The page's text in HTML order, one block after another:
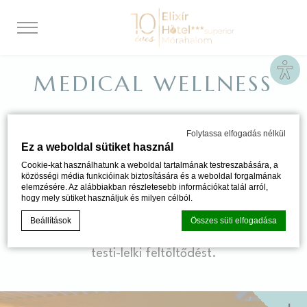
Folytassa elfogadás nélkül
Ez a weboldal sütiket használ
Cookie-kat használhatunk a weboldal tartalmának testreszabására, a
közösségi média funkcióinak biztosítására és a weboldal forgalmának
elemzésére. Az alábbiakban részletesebb információkat talál arról,
hogy mely sütiket használjuk és milyen célból.
Beállítások Összes süti elfogadása
MEDICAL WELLNESS
Szállodánk saját kezelőhelyiségekkel,
terápiás medencével, szaunával és Spa
Relax pihenőszobával rendelkezik.
Gyógyvíz, hagyományos és alternatív
gyógymódok, kényeztető masszázsok és
wellness kezelések garantálják a teljes
testi-lelki feltöltődést.